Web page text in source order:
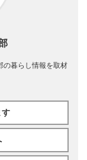
の暮らし情報を取材
す